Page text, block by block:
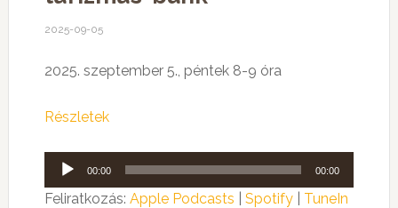
2025-09-05
2025. szeptember 5., péntek 8-9 óra
Részletek
Audió
lejátszó
00:00 00:00
Feliratkozás: Apple Podcasts Spotify| TuneIn